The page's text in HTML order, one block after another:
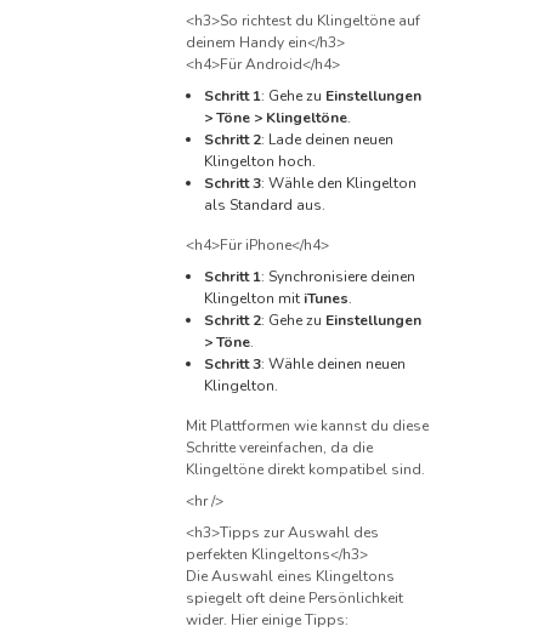
<h3>So richtest du Klingeltöne auf
deinem Handy ein</h3>
<h4>Für Android</h4>
Schritt 1: Gehe zu Einstellungen
> Töne > Klingeltöne.
Schritt 2: Lade deinen neuen
Klingelton hoch.
Schritt 3: Wähle den Klingelton
als Standard aus.
<h4>Für iPhone</h4>
Schritt 1: Synchronisiere deinen
Klingelton mit iTunes.
Schritt 2: Gehe zu Einstellungen
> Töne.
Schritt 3: Wähle deinen neuen
Klingelton.
Mit Plattformen wie kannst du diese
Schritte vereinfachen, da die
Klingeltöne direkt kompatibel sind.
<hr />
<h3>Tipps zur Auswahl des
perfekten Klingeltons</h3>
Die Auswahl eines Klingeltons
spiegelt oft deine Persönlichkeit
wider. Hier einige Tipps: